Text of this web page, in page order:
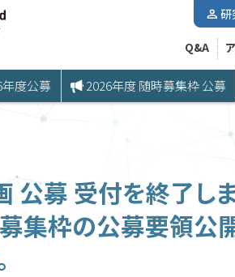
年度公募 2026年度 随時募集枠 公募
研
Q&A
募 受付を終了し
集枠の公募要領公